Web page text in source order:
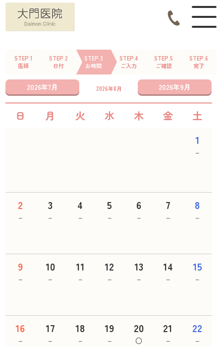
STEP.1
医師
STEP.2
日付
STEP.3
お時間
STEP.4
ご入力
STEP.5
ご確認
STEP.6
完了
2026年8月
日 月 火 水 木 金
土
1
－
2
－
3
－
4
－
5
－
6
－
7
－
8
－
9
－
10
－
11
－
12
－
13
－
14
－
15
－
16
－
17
－
18
－
19
－
20
○
21
－
22
－
2026年7月 2026年9月